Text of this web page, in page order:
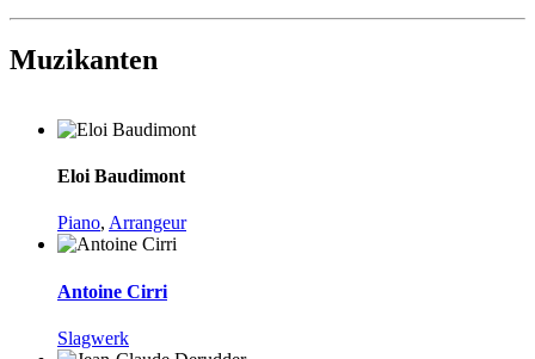
Muzikanten
Eloi Baudimont
Piano, Arrangeur
Antoine Cirri
Slagwerk